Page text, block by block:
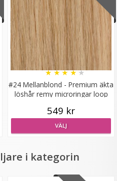
- Vinröd
kr
#24 Mellanblond - Premium äkta
löshår remy microringar loop
★★★★★
549 kr
VÄLJ
i kategorin